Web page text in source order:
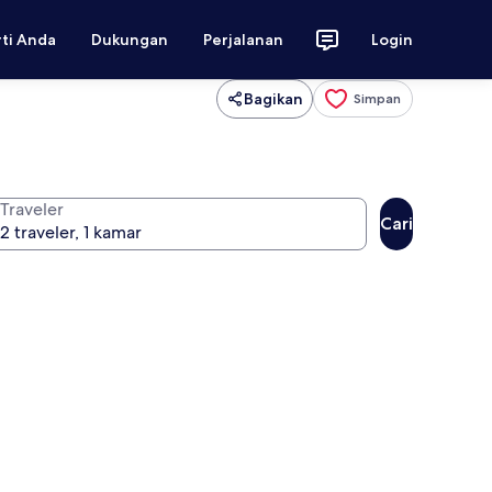
Anda Dukungan Perjalanan Login
Bagikan Simpan
Traveler
Cari